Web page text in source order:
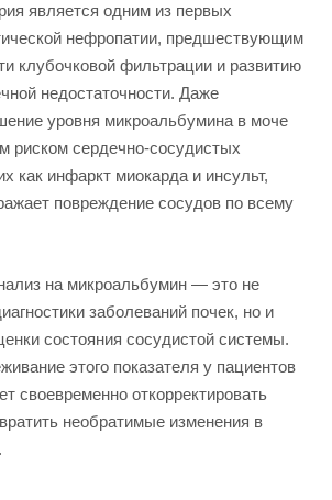
является одним из первых
нефропатии, предшествующим
клубочковой фильтрации и развитию
недостаточности. Даже
уровня микроальбумина в моче
риском сердечно-сосудистых
как инфаркт миокарда и инсульт,
повреждение сосудов по всему
на микроальбумин — это не
заболеваний почек, но и
состояния сосудистой системы.
этого показателя у пациентов
своевременно откорректировать
необратимые изменения в